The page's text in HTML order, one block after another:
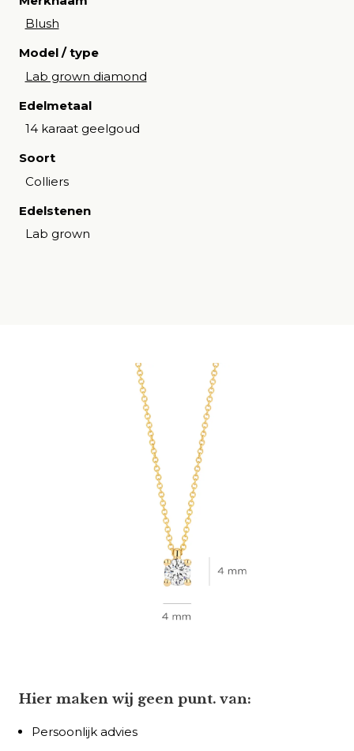
Blush
Model / type
Lab grown diamond
Edelmetaal
14 karaat geelgoud
Soort
Colliers
Edelstenen
Lab grown
Hier maken wij geen punt. van:
Persoonlijk advies